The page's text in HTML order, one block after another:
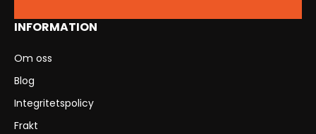
INFORMATION
Om oss
Blog
Integritetspolicy
Frakt